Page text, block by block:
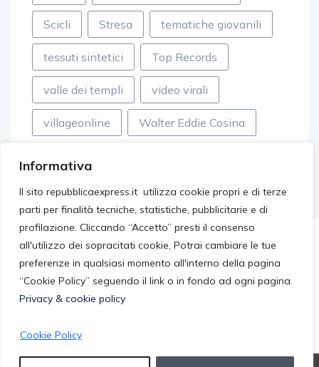
Informativa
Il sito repubblicaexpress.it utilizza cookie propri e di terze
parti per finalità tecniche, statistiche, pubblicitarie e di
profilazione. Cliccando “Accetto” presti il consenso
all'utilizzo dei sopracitati cookie, Potrai cambiare le tue
preferenze in qualsiasi momento all'interno della pagina
“Cookie Policy” seguendo il link o in fondo ad ogni pagina.
Privacy & cookie policy
Cookie Policy
Scicli Stresa tematiche giovanili
tessuti sintetici Top Records
valle dei templi video virali
villageonline Walter Eddie Cosina